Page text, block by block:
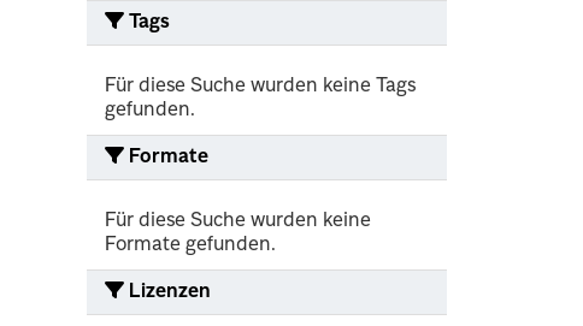
Tags
Für diese Suche wurden keine Tags
gefunden.
Formate
Für diese Suche wurden keine
Formate gefunden.
Lizenzen